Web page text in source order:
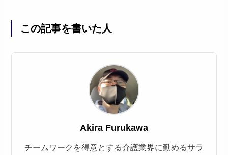
この記事を書いた人
Akira Furukawa
チームワークを得意とする介護業界に勤めるサラ